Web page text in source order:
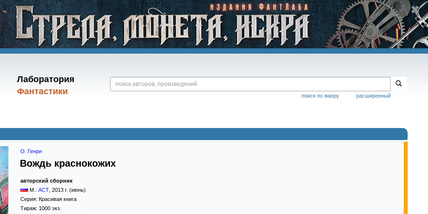
Лаборатория
Фантастики
расширенный
поиск по жанру
О. Генри
Вождь краснокожих
авторский сборник
М.: АСТ 2013 г. (июнь)
Серия: Красивая книга
Тираж: 1000 экз.